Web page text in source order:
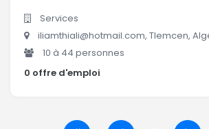
Services
iliamthiali@hotmail.com, Tlemcen,
10 à 44 personnes
0 offre d'emploi